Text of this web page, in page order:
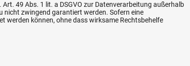
49 Abs. 1 lit. a DSGVO zur Datenverarbeitung außerhalb
nicht zwingend garantiert werden. Sofern eine
werden können, ohne dass wirksame Rechtsbehelfe